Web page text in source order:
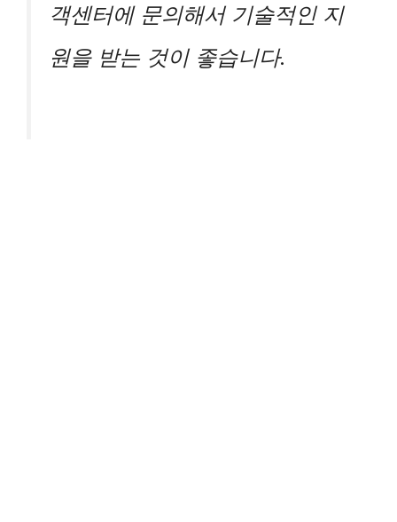
객센터에 문의해서 기술적인 지
원을 받는 것이 좋습니다.